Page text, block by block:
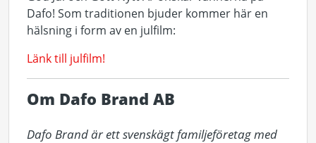
Dafo! Som traditionen bjuder kommer här en
hälsning i form av en julfilm:
Länk till julfilm!
Om Dafo Brand AB
Dafo Brand är ett svenskägt familjeföretag med